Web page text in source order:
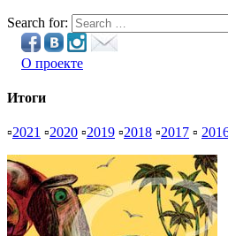
Search for:
О проекте
Итоги
▫2021 ▫2020 ▫2019 ▫2018 ▫2017 ▫